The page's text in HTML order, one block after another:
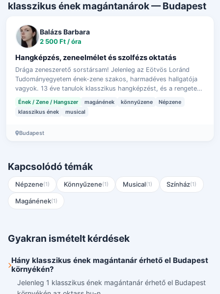
klasszikus ének magántanárok — Budapest
Balázs Barbara
2 500 Ft / óra
Hangképzés, zeneelmélet és szolfézs oktatás
Drága zeneszerető sorstársam! Jelenleg az Eötvös Loránd
Tudományegyetem ének-zene szakos, harmadéves hallgatója
vagyok. 13 éve tanulok klasszikus hangképzést, és a rengeteg
felhalmozódott tudásomat m…
Ének / Zene / Hangszer magánének könnyűzene
Népzene
klasszikus ének
musical
Budapest
Kapcsolódó témák
Népzene(1) Könnyűzene(1) Musical(1) Színház(1)
Magánének(1)
Gyakran ismételt kérdések
Hány klasszikus ének magántanár érhető el Budapest
környékén?
Jelenleg 1 klasszikus ének magántanár érhető el Budapest